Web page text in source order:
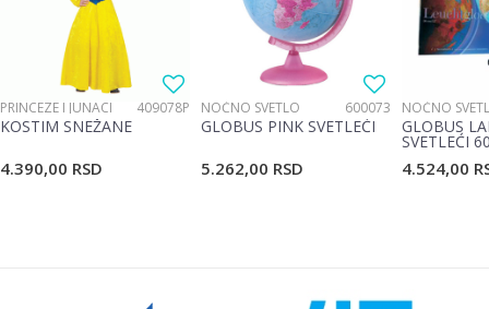
PRINCEZE I JUNACI 409078P
KOSTIM SNEŽANE
4.390,00 RSD
NOĆNO SVETLO 600073
GLOBUS PINK SVETLEĆI
5.262,00 RSD
NOĆNO
GLOBUS
SVETLEĆI
4.524,00